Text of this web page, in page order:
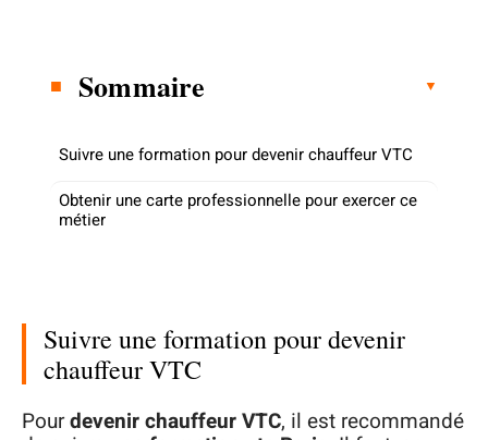
Sommaire
Suivre une formation pour devenir chauffeur VTC
Obtenir une carte professionnelle pour exercer ce
métier
Suivre une formation pour devenir
chauffeur VTC
Pourdevenir chauffeur VTC, il est recommandé